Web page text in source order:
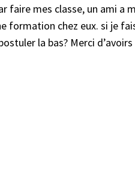
faire mes classe, un ami a
formation chez eux. si je
la bas? Merci